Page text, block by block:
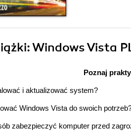
: Windows Vista
Poznaj
i aktualizować system?
Windows Vista do swoich
zabezpieczyć komputer przed